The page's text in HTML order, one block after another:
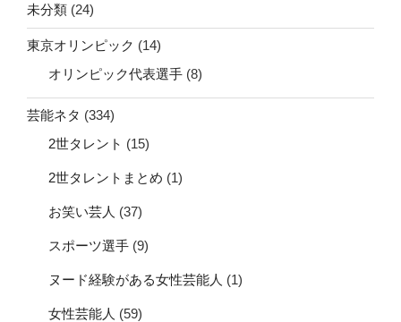
未分類 (24)
東京オリンピック (14)
オリンピック代表選手 (8)
芸能ネタ (334)
2世タレント (15)
2世タレントまとめ (1)
お笑い芸人 (37)
スポーツ選手 (9)
ヌード経験がある女性芸能人 (1)
女性芸能人 (59)